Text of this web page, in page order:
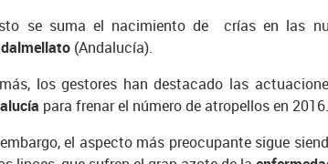
se suma el nacimiento de crías en las
(Andalucía).
los gestores han destacado las
para frenar el número de atropellos en 2016.
el aspecto más preocupante sigue